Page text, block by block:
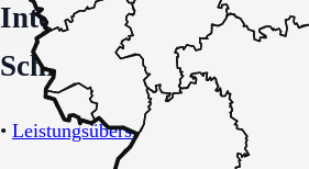
Interne Orientierung
Schritte
• Leistungsübersicht Betreutes Wohnen